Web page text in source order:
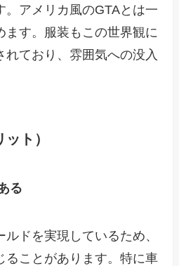
。アメリカ風のGTAとは一
ます。服装もこの世界観に
れており、雰囲気への没入
ト）
る
ドを実現しているため、
ることがあります。特に車